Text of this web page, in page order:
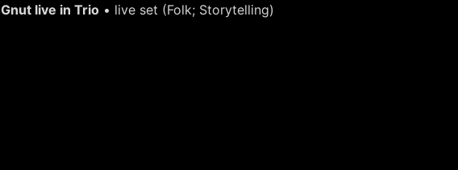
Gnut live in Trio• live set (Folk; Storytelling)